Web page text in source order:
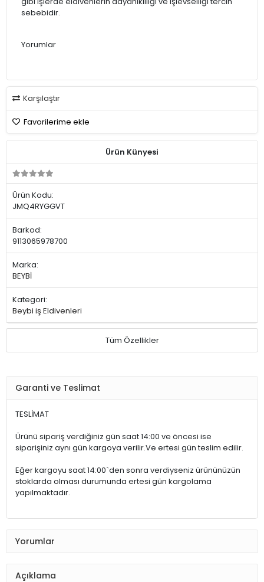
sebebidir.
Yorumlar
Karşılaştır
Favorilerime ekle
Ürün Künyesi
Ürün Kodu:
JMQ4RYGGVT
Barkod:
9113065978700
Marka:
BEYBİ
Kategori:
Beybi iş Eldivenleri
Tüm Özellikler
Garanti ve Teslimat
TESLİMAT
Ürünü sipariş verdiğiniz gün saat 14:00 ve öncesi ise
siparişiniz aynı gün kargoya verilir.Ve ertesi gün teslim edilir.
Eğer kargoyu saat 14:00`den sonra verdiyseniz ürününüzün
stoklarda olması durumunda ertesi gün kargolama
yapılmaktadır.
Yorumlar
Açıklama